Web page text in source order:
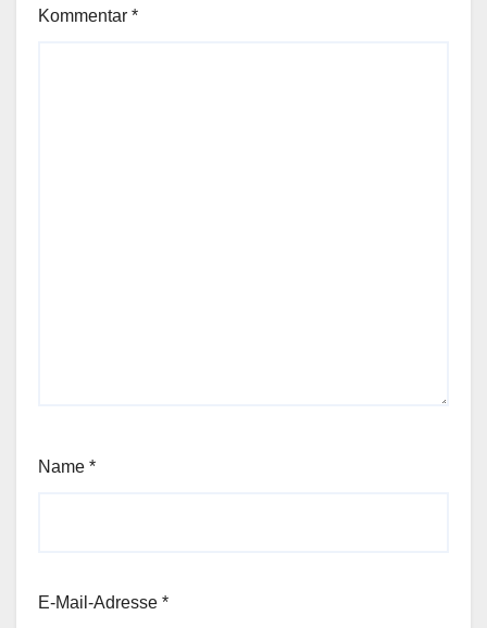
Kommentar *
Name *
E-Mail-Adresse *